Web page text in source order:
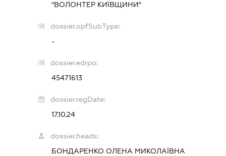
"ВОЛОНТЕР КИЇВЩИНИ"
dossier.opfSubType:
-
dossier.edrpo:
45471613
dossier.regDate:
17.10.24
dossier.heads:
БОНДАРЕНКО ОЛЕНА МИКОЛАЇВНА